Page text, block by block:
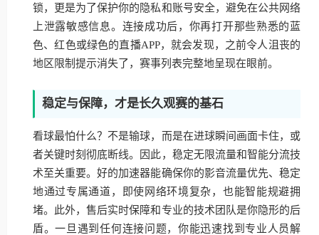
锁，更是为了保护你的隐私和账号安全，避免在公共网络
上泄露敏感信息。连接成功后，你再打开那些熟悉的蓝
色、红色或绿色的直播APP，就会发现，之前令人沮丧的
地区限制提示消失了，赛事列表完整地呈现在眼前。
稳定与保障，才是长久观赛的基石
看球最怕什么？不是输球，而是在进球瞬间画面卡住，或
者关键时刻彻底断线。因此，稳定无限流量和智能分流技
术至关重要。好的加速器能确保你的影音流量优先、稳定
地通过专属通道，即使网络环境复杂，也能智能规避拥
堵。此外，售后实时保障和专业的技术团队是你隐形的后
盾。一旦遇到任何连接问题，你能迅速找到专业人员解